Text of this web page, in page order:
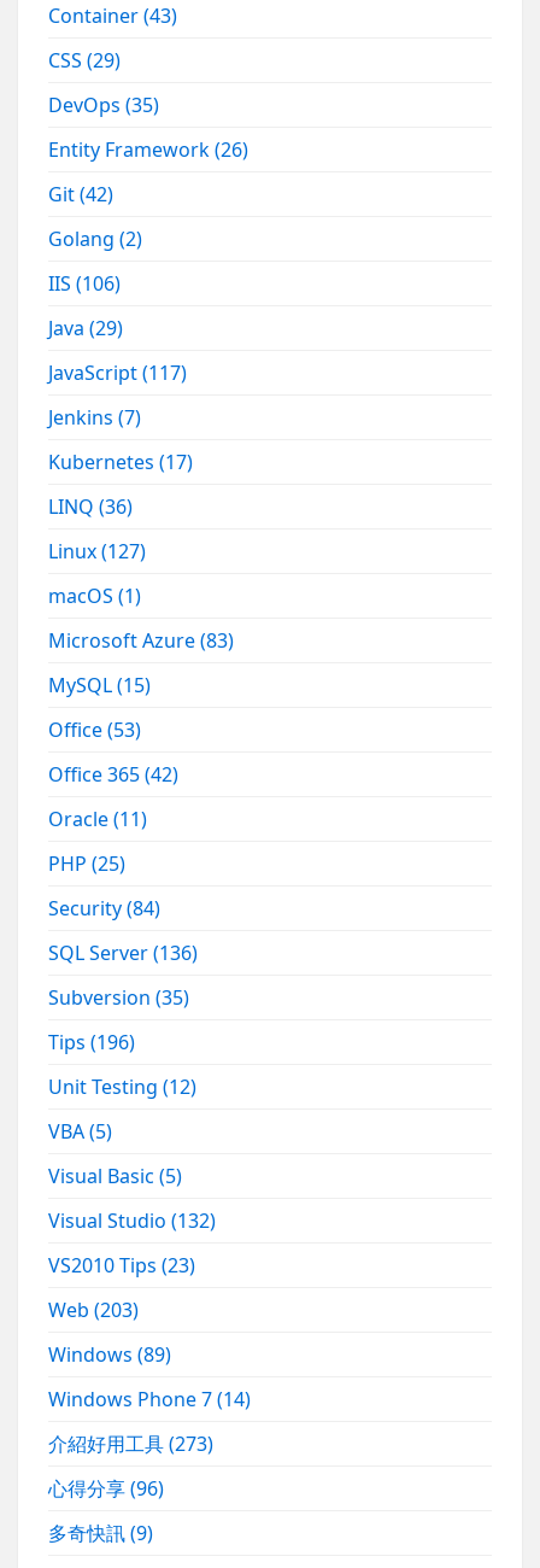
Container(43)
CSS(29)
DevOps(35)
Entity Framework(26)
Git(42)
Golang(2)
IIS(106)
Java(29)
JavaScript(117)
Jenkins(7)
Kubernetes(17)
LINQ(36)
Linux(127)
macOS(1)
Microsoft Azure(83)
MySQL(15)
Office(53)
Office 365(42)
Oracle(11)
PHP(25)
Security(84)
SQL Server(136)
Subversion(35)
Tips(196)
Unit Testing(12)
VBA(5)
Visual Basic(5)
Visual Studio(132)
VS2010 Tips(23)
Web(203)
Windows(89)
Windows Phone 7(14)
介紹好用工具(273)
心得分享(96)
多奇快訊(9)